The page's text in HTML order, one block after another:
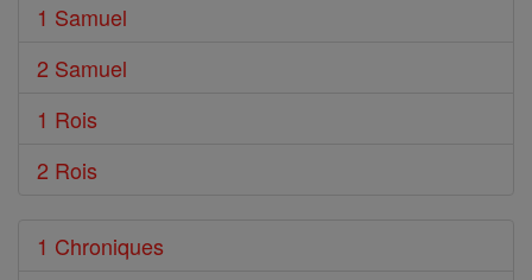
1 Samuel
2 Samuel
1 Rois
2 Rois
1 Chroniques